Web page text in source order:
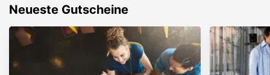
Neueste Gutscheine